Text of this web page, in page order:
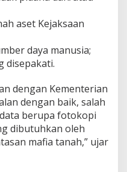
aset Kejaksaan
daya manusia;
disepakati.
dengan Kementerian
dengan baik, salah
berupa fotokopi
dibutuhkan oleh
mafia tanah,” ujar